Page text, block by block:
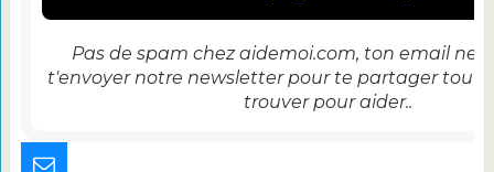
Pas de spam chez aidemoi.com, ton email ne
t'envoyer notre newsletter pour te partager tout
trouver pour aider..